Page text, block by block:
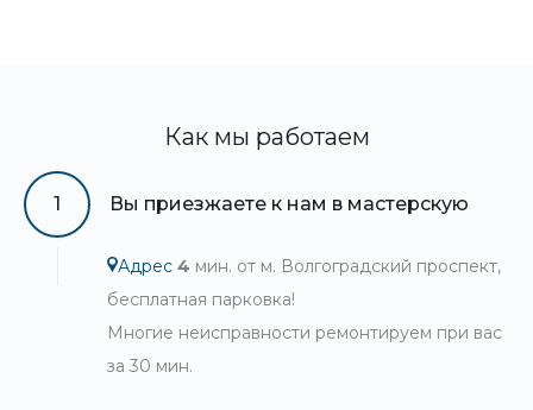
Как мы работаем
1 Вы приезжаете к нам в мастерскую
Адрес 4 мин. от м. Волгоградский проспект,
бесплатная парковка!
Многие неисправности ремонтируем при вас
за 30 мин.